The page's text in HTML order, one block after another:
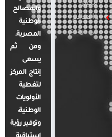
مصر
والعالم
في أرقام
والمصالح
الوطنية
المصرية.
ومن ثم
يسعى
إنتاج المركز
لتغطية
الأولويات
الوطنية،
وتوفير رؤية